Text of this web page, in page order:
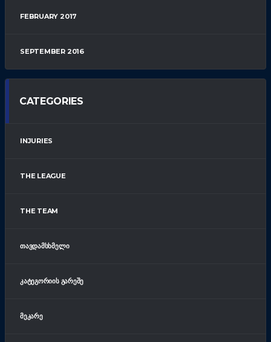
FEBRUARY 2017
SEPTEMBER 2016
CATEGORIES
INJURIES
THE LEAGUE
THE TEAM
ᲗᲐᲕᲓᲐᲛᲡᲮᲛᲔᲚᲘ
ᲙᲐᲢᲔᲒᲝᲠᲘᲘᲡ ᲒᲐᲠᲔᲨᲔ
ᲛᲔᲙᲐᲠᲔ